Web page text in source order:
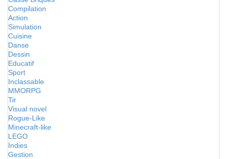
Compilation
Action
Simulation
Cuisine
Danse
Dessin
Educatif
Sport
Inclassable
MMORPG
Tir
Visual novel
Rogue-Like
Minecraft-like
LEGO
Indies
Gestion